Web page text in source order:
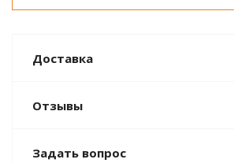
Доставка
Отзывы
Задать вопрос